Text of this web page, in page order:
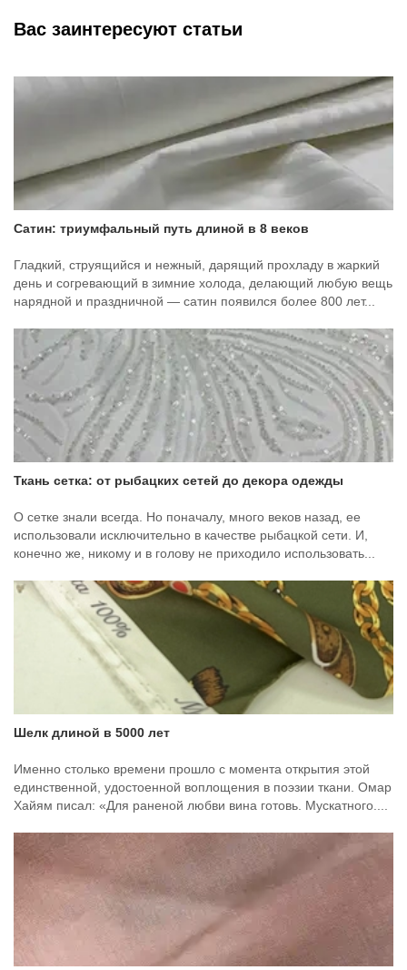
Вас заинтересуют статьи
Сатин: триумфальный путь длиной в 8 веков
Гладкий, струящийся и нежный, дарящий прохладу в жаркий
день и согревающий в зимние холода, делающий любую вещь
нарядной и праздничной — сатин появился более 800 лет...
Ткань сетка: от рыбацких сетей до декора одежды
О сетке знали всегда. Но поначалу, много веков назад, ее
использовали исключительно в качестве рыбацкой сети. И,
конечно же, никому и в голову не приходило использовать...
Шелк длиной в 5000 лет
Именно столько времени прошло с момента открытия этой
единственной, удостоенной воплощения в поэзии ткани. Омар
Хайям писал: «Для раненой любви вина готовь. Мускатного....